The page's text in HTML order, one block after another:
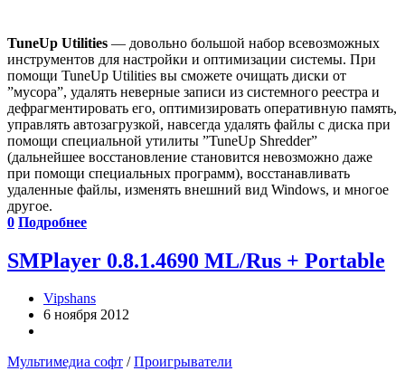
TuneUp Utilities — довольно большой набор всевозможных
инструментов для настройки и оптимизации системы. При
помощи TuneUp Utilities вы сможете очищать диски от
”мусора”, удалять неверные записи из системного реестра и
дефрагментировать его, оптимизировать оперативную память,
управлять автозагрузкой, навсегда удалять файлы с диска при
помощи специальной утилиты ”TuneUp Shredder”
(дальнейшее восстановление становится невозможно даже
при помощи специальных программ), восстанавливать
удаленные файлы, изменять внешний вид Windows, и многое
другое.
0 Подробнее
SMPlayer 0.8.1.4690 ML/Rus + Portable
Vipshans
6 ноября 2012
Мультимедиа софт /Проигрыватели